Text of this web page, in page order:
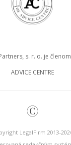
s. r. o. je
ADVICE CENTRE
©
LegalFirm 2013-